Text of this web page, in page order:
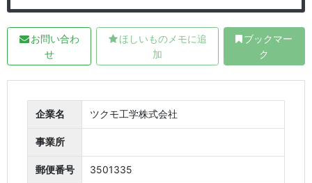
お問い合わ
せ
ほしいものメモに追
加
ブックマー
ク
企業名 ツクモ工学株式会社
事業所
郵便番号 3501335